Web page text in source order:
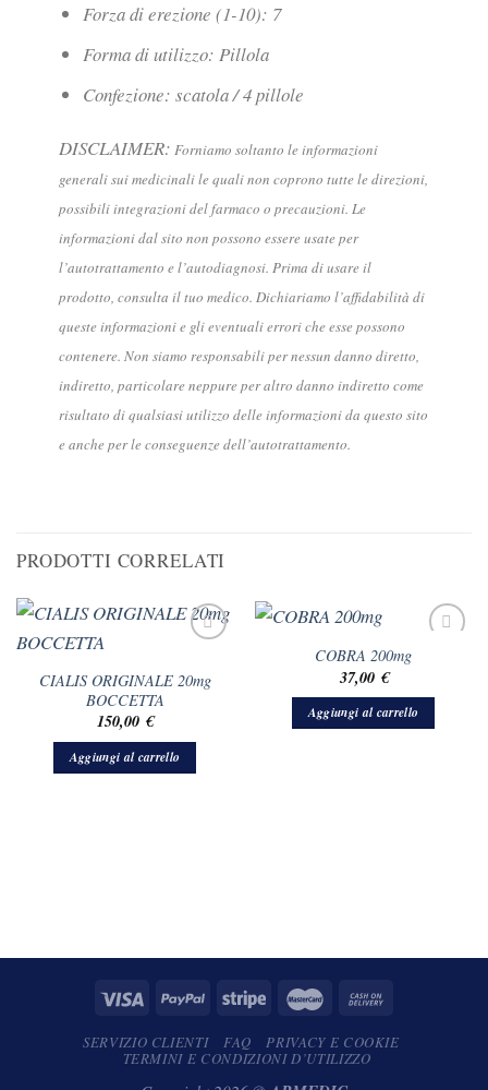
Forza di erezione (1-10): 7
Forma di utilizzo: Pillola
Confezione: scatola / 4 pillole
DISCLAIMER: Forniamo soltanto le informazioni
generali sui medicinali le quali non coprono tutte le direzioni,
possibili integrazioni del farmaco o precauzioni. Le
informazioni dal sito non possono essere usate per
l’autotrattamento e l’autodiagnosi. Prima di usare il
prodotto, consulta il tuo medico. Dichiariamo l’affidabilità di
queste informazioni e gli eventuali errori che esse possono
contenere. Non siamo responsabili per nessun danno diretto,
indiretto, particolare neppure per altro danno indiretto come
risultato di qualsiasi utilizzo delle informazioni da questo sito
e anche per le conseguenze dell’autotrattamento.
PRODOTTI CORRELATI
CIALIS ORIGINALE 20mg
BOCCETTA
150,00 €
Aggiungi al carrello
COBRA 200mg
37,00 €
Aggiungi al carrello
SERVIZIO CLIENTI FAQ
PRIVACY E COOKIE
TERMINI E CONDIZIONI D’UTILIZZO